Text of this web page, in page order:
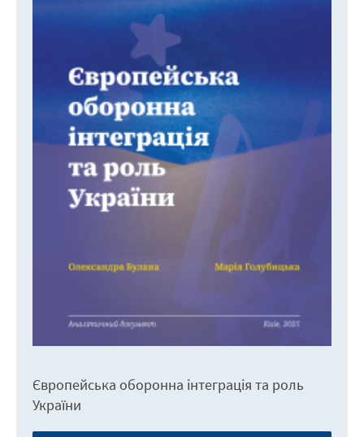
Європейська оборонна інтеграція та роль
України